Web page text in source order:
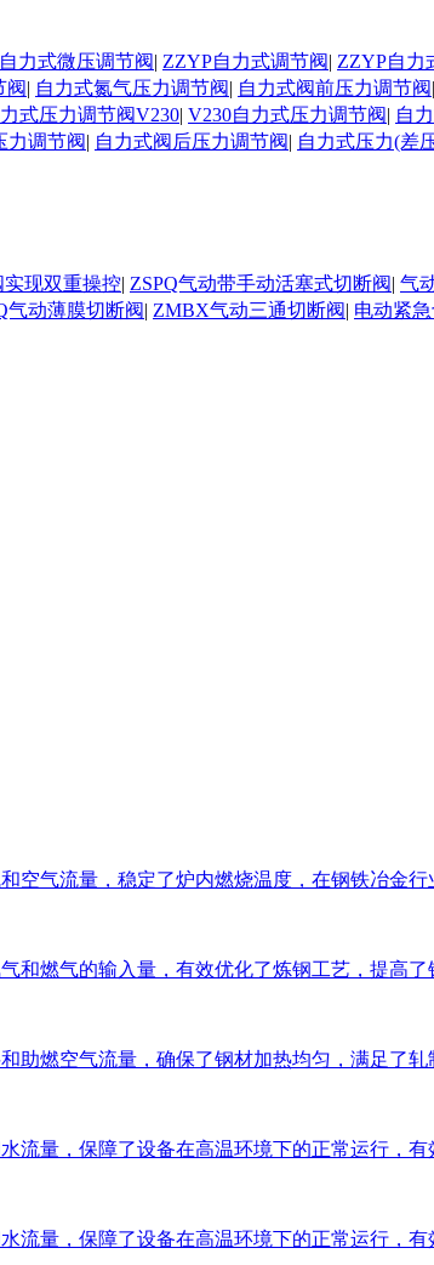
力式微压调节阀| ZZYP自力式调节阀| ZZYP自力
阀| 自力式氮气压力调节阀| 自力式阀前压力调节阀|
式压力调节阀V230| V230自力式压力调节阀| 自
力调节阀| 自力式阀后压力调节阀| 自力式压力(差
现双重操控| ZSPQ气动带手动活塞式切断阀| 气
气动薄膜切断阀| ZMBX气动三通切断阀| 电动紧
空气流量，稳定了炉内燃烧温度，在钢铁冶金
和燃气的输入量，有效优化了炼钢工艺，提高
助燃空气流量，确保了钢材加热均匀，满足了
流量，保障了设备在高温环境下的正常运行，
流量，保障了设备在高温环境下的正常运行，